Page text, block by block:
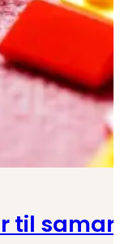
til